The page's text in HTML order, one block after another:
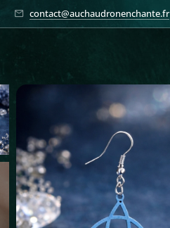
contact@auchaudronenchante.fr